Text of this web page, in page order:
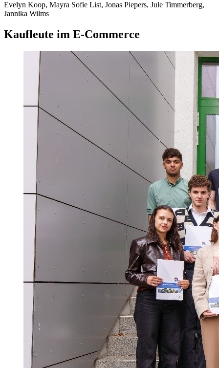
Evelyn Koop, Mayra Sofie List, Jonas Piepers, Jule Timmerberg,
Jannika Wilms
Kaufleute im E-Commerce